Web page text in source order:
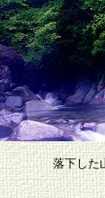
落下した